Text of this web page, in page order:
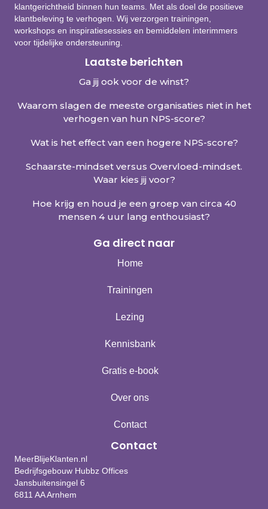
klantgerichtheid binnen hun teams. Met als doel de positieve
klantbeleving te verhogen. Wij verzorgen trainingen,
workshops en inspiratiesessies en bemiddelen interimmers
voor tijdelijke ondersteuning.
Laatste berichten
Ga jij ook voor de winst?
Waarom slagen de meeste organisaties niet in het
verhogen van hun NPS-score?
Wat is het effect van een hogere NPS-score?
Schaarste-mindset versus Overvloed-mindset.
Waar kies jij voor?
Hoe krijg en houd je een groep van circa 40
mensen 4 uur lang enthousiast?
Ga direct naar
Home
Trainingen
Lezing
Kennisbank
Gratis e-book
Over ons
Contact
Contact
MeerBlijeKlanten.nl
Bedrijfsgebouw Hubbz Offices
Jansbuitensingel 6
6811 AA Arnhem